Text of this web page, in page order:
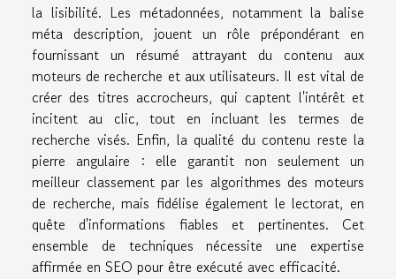
la lisibilité. Les métadonnées, notamment la balise
méta description, jouent un rôle prépondérant en
fournissant un résumé attrayant du contenu aux
moteurs de recherche et aux utilisateurs. Il est vital de
créer des titres accrocheurs, qui captent l'intérêt et
incitent au clic, tout en incluant les termes de
recherche visés. Enfin, la qualité du contenu reste la
pierre angulaire : elle garantit non seulement un
meilleur classement par les algorithmes des moteurs
de recherche, mais fidélise également le lectorat, en
quête d'informations fiables et pertinentes. Cet
ensemble de techniques nécessite une expertise
affirmée en SEO pour être exécuté avec efficacité.